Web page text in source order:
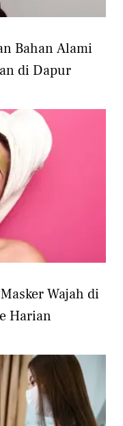
Bahan Alami
di Dapur
Wajah di
Harian